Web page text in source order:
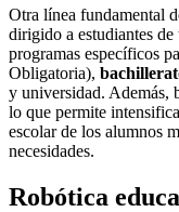
Otra línea fundamental
dirigido a estudiantes de
programas específicos
Obligatoria),
y universidad. Además,
lo que permite
escolar de los alumnos
necesidades.
Robótica